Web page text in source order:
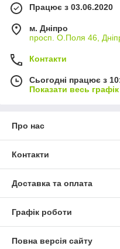
Працює з 03.06.2020
м. Дніпро
просп. О.Поля 46,
Контакти
Сьогодні працює з
Показати весь
Про нас
Контакти
Доставка та оплата
Графік роботи
Повна версія сайту